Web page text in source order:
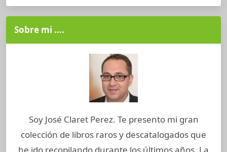
Sobre mi ….
Soy José Claret Perez. Te presento mi gran
colección de libros raros y descatalogados que
he ido recopilando durante los últimos años. La